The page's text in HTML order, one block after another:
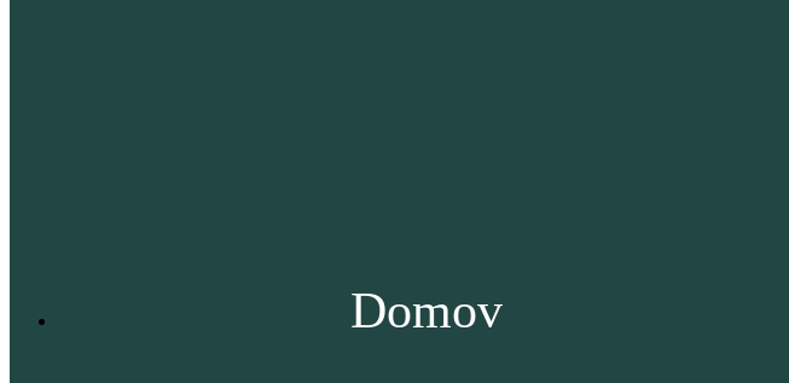
Domov